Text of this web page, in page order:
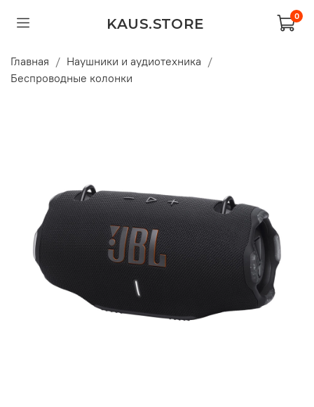
KAUS.STORE 0
Главная
Наушники и аудиотехника
Беспроводные колонки